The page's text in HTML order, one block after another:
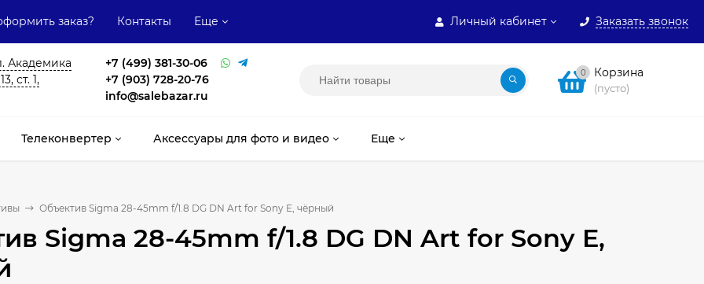
Личный кабинет Заказать звонок
заказ? Контакты Еще
Академика
ст. 1,
+7 (499) 381-30-06
+7 (903) 728-20-76
info@salebazar.ru
0 Корзина
(пусто)
Телеконвертер Аксессуары для фото и видео Еще
Объектив Sigma 28-45mm f/1.8 DG DN Art for Sony E, чёрный
Sigma 28-45mm f/1.8 DG DN Art for Sony E,